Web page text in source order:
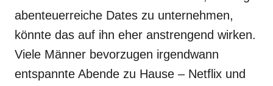
abenteuerreiche Dates zu unternehmen,
könnte das auf ihn eher anstrengend wirken.
Viele Männer bevorzugen irgendwann
entspannte Abende zu Hause – Netflix und